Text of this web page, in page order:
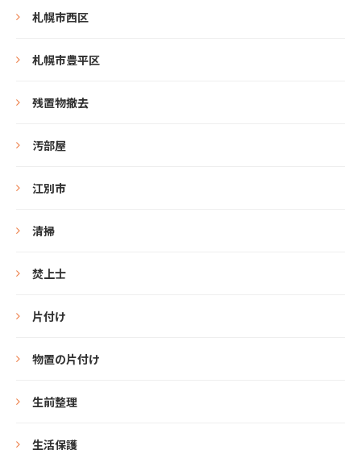
札幌市西区
札幌市豊平区
残置物撤去
汚部屋
江別市
清掃
焚上士
片付け
物置の片付け
生前整理
生活保護